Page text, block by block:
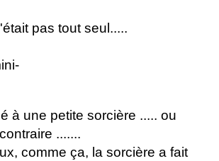
pas tout seul.....
à une petite sorcière ..... ou
.......
comme ça, la sorcière a fait